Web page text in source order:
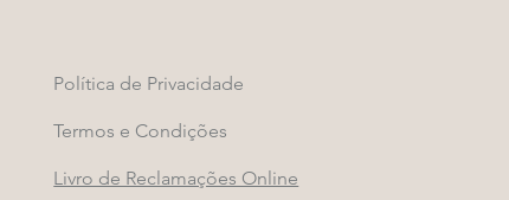
Política de Privacidade
Termos e Condições
Livro de Reclamações Online